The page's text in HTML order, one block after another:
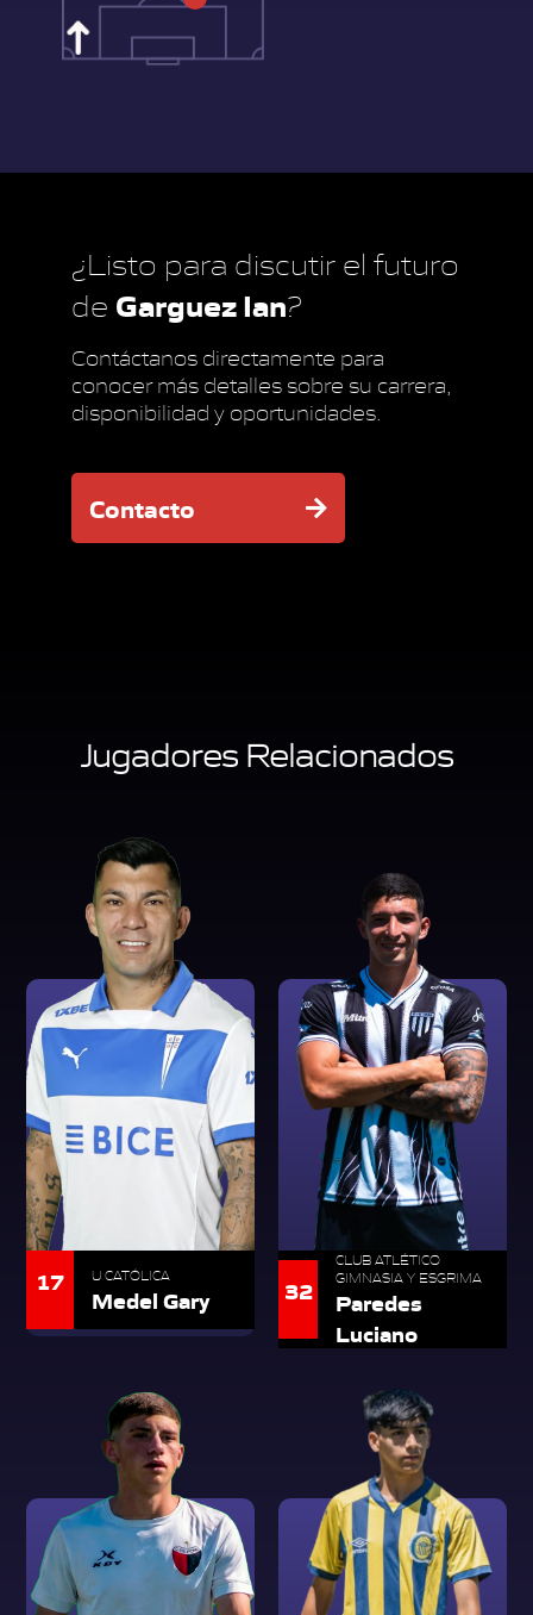
¿Listo para discutir el futuro
de Garguez Ian?
Contáctanos directamente para
conocer más detalles sobre su carrera,
disponibilidad y oportunidades.
Contacto
Jugadores Relacionados
17 U CATÓLICA
Medel Gary 32
CLUB ATLÉTICO
GIMNASIA Y ESGRIMA
Paredes
Luciano